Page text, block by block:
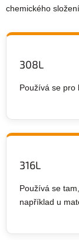
chemického
308L
Používá se pro
316L
Používá se
například u